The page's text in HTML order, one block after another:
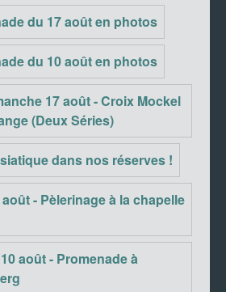
du 17 août en photos
du 10 août en photos
17 août - Croix Mockel
(Deux Séries)
dans nos réserves !
- Pèlerinage à la chapelle
août - Promenade à